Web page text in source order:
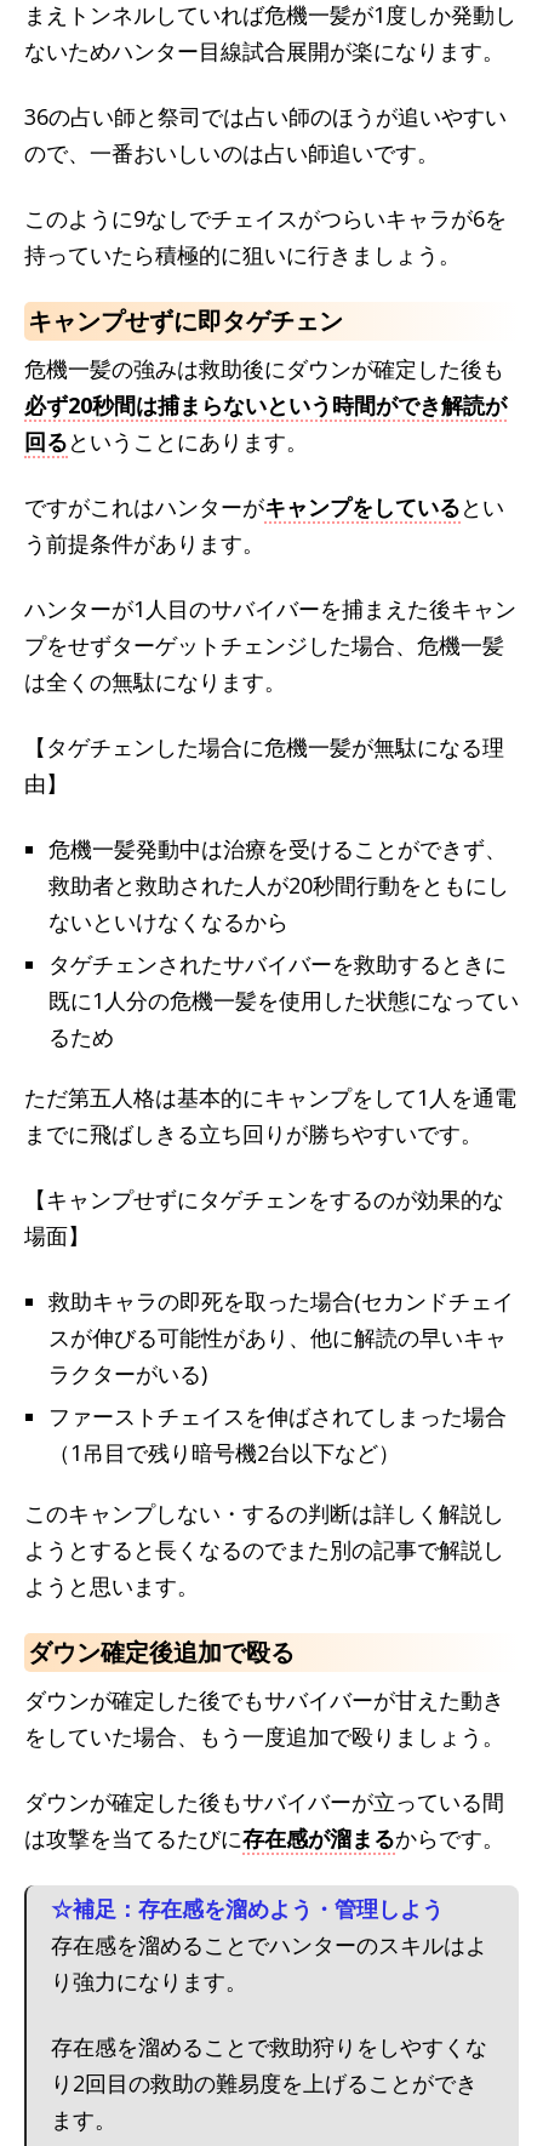
まえトンネルしていれば危機一髪が1度しか発動し
ないためハンター目線試合展開が楽になります。
36の占い師と祭司では占い師のほうが追いやすい
ので、一番おいしいのは占い師追いです。
このように9なしでチェイスがつらいキャラが6を
持っていたら積極的に狙いに行きましょう。
キャンプせずに即タゲチェン
危機一髪の強みは救助後にダウンが確定した後も
必ず20秒間は捕まらないという時間ができ解読が
回るということにあります。
ですがこれはハンターがキャンプをしているとい
う前提条件があります。
ハンターが1人目のサバイバーを捕まえた後キャン
プをせずターゲットチェンジした場合、危機一髪
は全くの無駄になります。
【タゲチェンした場合に危機一髪が無駄になる理
由】
危機一髪発動中は治療を受けることができず、
救助者と救助された人が20秒間行動をともにし
ないといけなくなるから
タゲチェンされたサバイバーを救助するときに
既に1人分の危機一髪を使用した状態になってい
るため
ただ第五人格は基本的にキャンプをして1人を通電
までに飛ばしきる立ち回りが勝ちやすいです。
【キャンプせずにタゲチェンをするのが効果的な
場面】
救助キャラの即死を取った場合(セカンドチェイ
スが伸びる可能性があり、他に解読の早いキャ
ラクターがいる)
ファーストチェイスを伸ばされてしまった場合
（1吊目で残り暗号機2台以下など）
このキャンプしない・するの判断は詳しく解説し
ようとすると長くなるのでまた別の記事で解説し
ようと思います。
ダウン確定後追加で殴る
ダウンが確定した後でもサバイバーが甘えた動き
をしていた場合、もう一度追加で殴りましょう。
ダウンが確定した後もサバイバーが立っている間
は攻撃を当てるたびに存在感が溜まるからです。
☆補足：存在感を溜めよう・管理しよう
存在感を溜めることでハンターのスキルはよ
り強力になります。
存在感を溜めることで救助狩りをしやすくな
り2回目の救助の難易度を上げることができ
ます。